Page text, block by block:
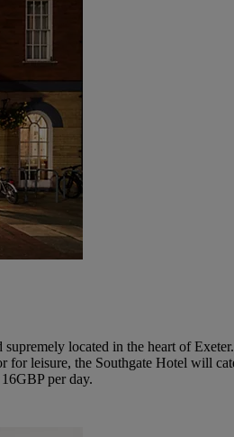
located in the heart of
leisure, the Southgate Hotel will
per day.